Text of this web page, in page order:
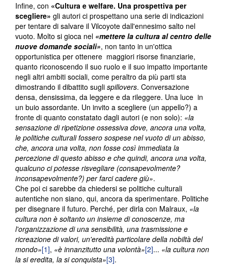
Infine, con «Cultura e welfare. Una prospettiva per
scegliere» gli autori ci prospettano una serie di indicazioni
per tentare di salvare il Vilcoyote dall'ennesimo salto nel
vuoto. Molto si gioca nel «mettere la cultura al centro delle
nuove domande sociali», non tanto in un'ottica
opportunistica per ottenere maggiori risorse finanziarie,
quanto riconoscendo il suo ruolo e il suo impatto importante
negli altri ambiti sociali, come peraltro da più parti sta
dimostrando il dibattito sugli spillovers. Conversazione
densa, densissima, da leggere e da rileggere. Una luce in
un buio assordante. Un invito a scegliere (un appello?) a
fronte di quanto constatato dagli autori (e non solo): «la
sensazione di ripetizione ossessiva dove, ancora una volta,
le politiche culturali fossero sospese nel vuoto di un abisso,
che, ancora una volta, non fosse così immediata la
percezione di questo abisso e che quindi, ancora una volta,
qualcuno ci potesse risvegliare (consapevolmente?
inconsapevolmente?) per farci cadere giù».
Che poi ci sarebbe da chiedersi se politiche culturali
autentiche non siano, qui, ancora da sperimentare. Politiche
per disegnare il futuro. Perché, per dirla con Malraux, «la
cultura non è soltanto un insieme di conoscenze, ma
l'organizzazione di una sensibilità, una trasmissione e
ricreazione di valori, un'eredità particolare della nobiltà del
mondo»[1], «è innanzitutto una volontà»[2]... «la cultura non
la si eredita, la si conquista»[3].